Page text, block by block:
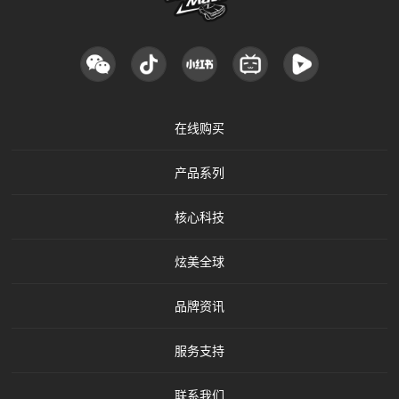
在线购买
产品系列
核心科技
炫美全球
品牌资讯
服务支持
联系我们